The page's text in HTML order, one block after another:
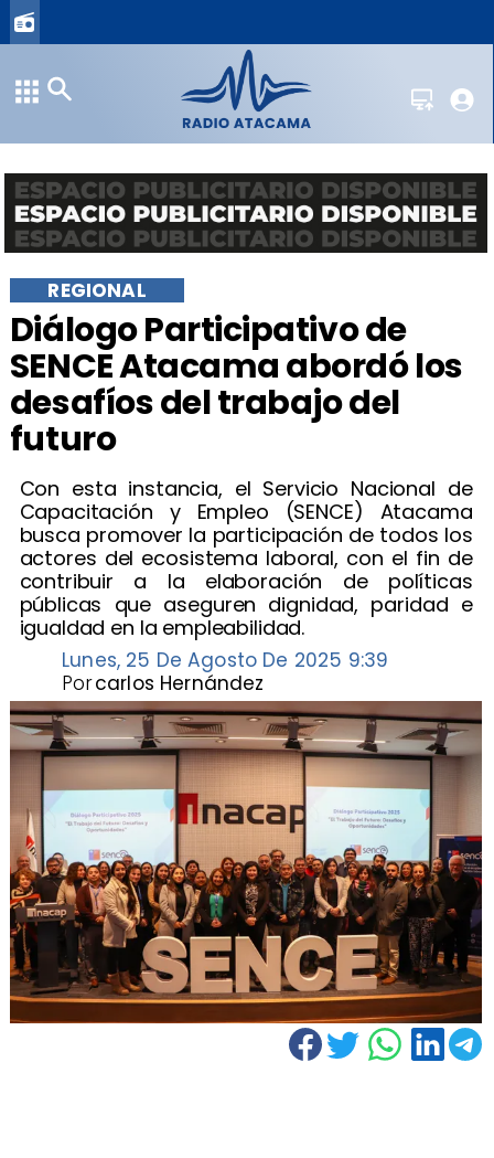
​Diálogo Participativo de
SENCE Atacama abordó los
desafíos del trabajo del
futuro
Con esta instancia, el Servicio Nacional de
Capacitación y Empleo (SENCE) Atacama
busca promover la participación de todos los
actores del ecosistema laboral, con el fin de
contribuir a la elaboración de políticas
públicas que aseguren dignidad, paridad e
igualdad en la empleabilidad.
REGIONAL
Lunes, 25 De Agosto De 2025 9:39
carlos Hernández
Por